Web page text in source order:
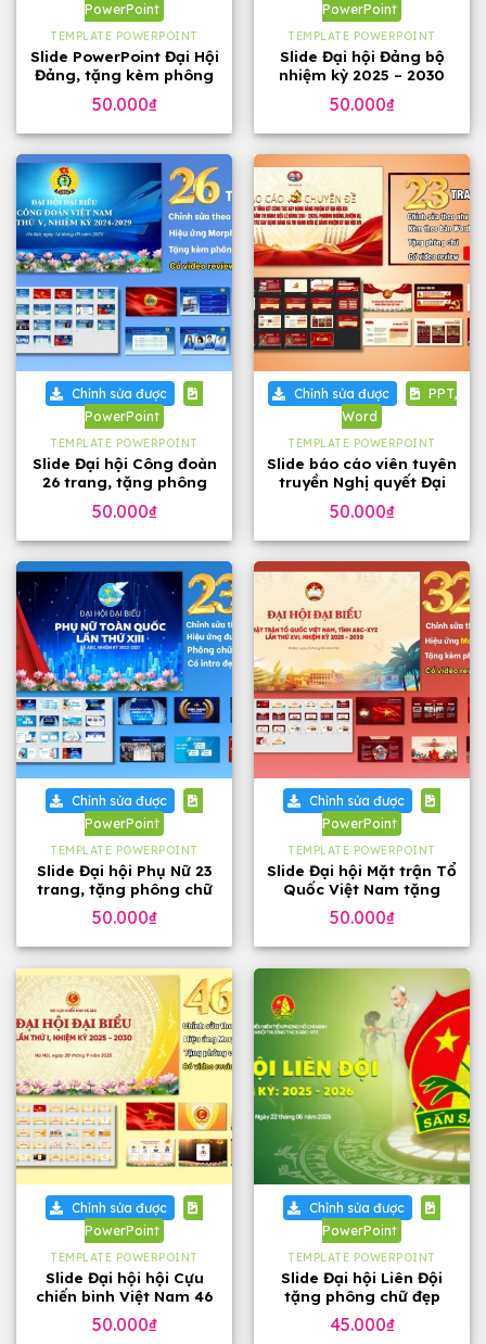
PowerPoint
TEMPLATE POWERPOINT
Slide PowerPoint Đại Hội
Đảng, tặng kèm phông
50.000₫
PowerPoint
TEMPLATE POWERPOINT
Slide Đại hội Đảng bộ
nhiệm kỳ 2025 – 2030
slide)
50.000₫
Chỉnh sửa được
PowerPoint
TEMPLATE POWERPOINT
Slide Đại hội Công đoàn
26 trang, tặng phông
50.000₫
Chỉnh sửa được
PPT,
Word
TEMPLATE POWERPOINT
Slide báo cáo viên tuyên
truyền Nghị quyết Đại
trang
50.000₫
Chỉnh sửa được
PowerPoint
TEMPLATE POWERPOINT
Slide Đại hội Phụ Nữ 23
trang, tặng phông chữ
50.000₫
Chỉnh sửa được
PowerPoint
TEMPLATE POWERPOINT
Slide Đại hội Mặt trận Tổ
Quốc Việt Nam tặng
phông chữ (32 slide)
50.000₫
Chỉnh sửa được
PowerPoint
TEMPLATE POWERPOINT
Slide Đại hội hội Cựu
chiến binh Việt Nam 46
trang, tặng phông chữ
50.000₫
Chỉnh sửa được
PowerPoint
TEMPLATE POWERPOINT
Slide Đại hội Liên Đội
tặng phông chữ đẹp
45.000₫